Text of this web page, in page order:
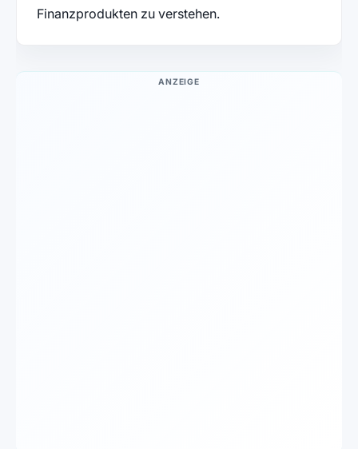
Finanzprodukten zu verstehen.
ANZEIGE